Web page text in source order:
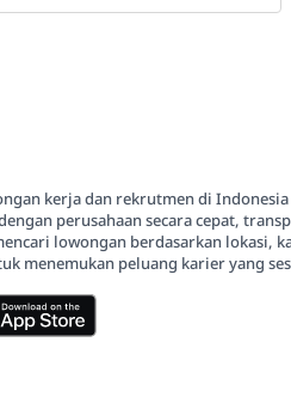
kerja dan rekrutmen di Indonesia
perusahaan secara cepat,
lowongan berdasarkan lokasi,
menemukan peluang karier yang